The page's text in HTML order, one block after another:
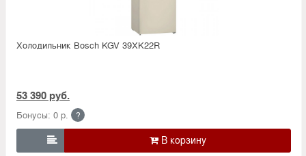
Холодильник Bosсh KGV 39XK22R
53 390 руб.
Бонусы: 0 р. ?
